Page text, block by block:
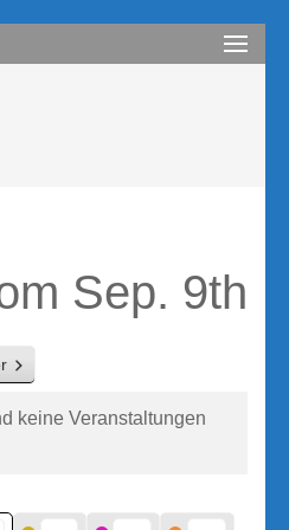
Sep. 9th
keine Veranstaltungen